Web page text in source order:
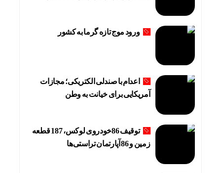
ورود موج تازه گرما به کشور
اعدام با صندلی الکتریکی؛ مجازات
آمریکایی برای خیانت به وطن
توقیف 86خودروی لوکس، 187 قطعه
زمین و 86 آپارتمان تراستی‌ها